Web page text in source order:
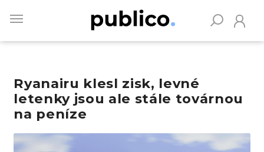
main
Ryanairu klesl zisk, levné
letenky jsou ale stále továrnou
na peníze
Obrázek
Vyhledávejte na Publiku